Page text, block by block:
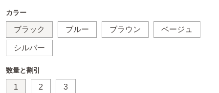
カラー
ブラック ブルー ブラウン ベージュ
シルバー
数量と割引
1 2 3